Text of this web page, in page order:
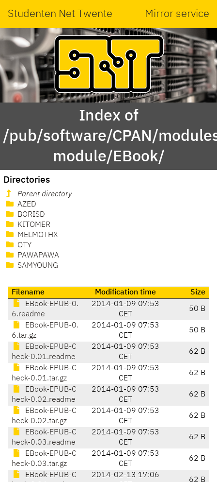
Studenten Net Twente Mirror service
Index of
/pub/software/CPAN/
module/EBook/
Directories
Parent directory
AZED
BORISD
KITOMER
MELMOTHX
OTY
PAWAPAWA
SAMYOUNG
Filename Modification time
Size
EBook-EPUB-0.
6.readme
2014-01-09 07:53
CET
50 B
EBook-EPUB-0.
6.tar.gz
2014-01-09 07:53
CET
50 B
EBook-EPUB-C
heck-0.01.readme
2014-01-09 07:53
CET
62 B
EBook-EPUB-C
heck-0.01.tar.gz
2014-01-09 07:53
CET
62 B
EBook-EPUB-C
heck-0.02.readme
2014-01-09 07:53
CET
62 B
EBook-EPUB-C
heck-0.02.tar.gz
2014-01-09 07:53
CET
62 B
EBook-EPUB-C
heck-0.03.readme
2014-01-09 07:53
CET
62 B
EBook-EPUB-C
heck-0.03.tar.gz
2014-01-09 07:53
CET
62 B
EBook-EPUB-C
2014-02-13 17:06
62 B